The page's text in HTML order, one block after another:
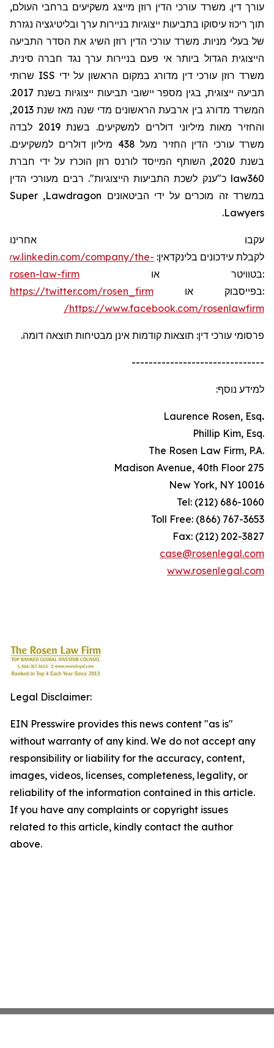
עורך דין. משרד עורכי הדין רוזן מייצג משקיעים ברחבי העולם,
תוך ריכוז עיסוקו בתביעות ייצוגיות בניירות ערך ובליטיגציה נגזרת
של בעלי מניות. משרד עורכי הדין רוזן השיג את הסדר התביעה
הייצוגית הגדול ביותר אי פעם בניירות ערך נגד חברה סינית.
משרד רוזן עורכי דין מדורג במקום הראשון על ידי ISS שרותי
תביעה ייצוגית, בגין מספר יישובי תביעות ייצוגיות בשנת 2017.
המשרד מדורג בין ארבעת הראשונים מדי שנה מאז שנת 2013,
והחזיר מאות מיליוני דולרים למשקיעים. בשנת 2019 לבדה
משרד עורכי הדין החזיר מעל 438 מיליון דולרים למשקיעים.
בשנת 2020, השותף המייסד לורנס רוזן הוכרז על ידי חברת
law360 כ"ענק לשכת התביעות הייצוגיות". רבים מעורכי הדין
במשרד זה מוכרים על ידי הביטאונים Lawdragon
,
Super
Lawyers
.
עקבו אחרינו
לקבלת עידכונים בלינקדאין:
company/the-
rosen-law-firm או בטוויטר:
https://twitter.com/rosen_firm או בפייסבוק:
https://www.facebook.com/rosenlawfirm/
פרסומי עורכי דין: תוצאות קודמות אינן מבטיחות תוצאה דומה.
-------------------------------
למידע נוסף:
.
Laurence Rosen, Esq
.Phillip Kim, Esq
.The Rosen Law Firm, P.A
275 Madison Avenue, 40th Floor
New York, NY 10016
Tel: (212) 686-1060
Toll Free: (866) 767-3653
Fax: (212) 202-3827
case@rosenlegal.com
www.rosenlegal.com
Legal Disclaimer:
EIN Presswire provides this news content "as is"
without warranty of any kind. We do not accept any
responsibility or liability for the accuracy, content,
images, videos, licenses, completeness, legality, or
reliability of the information contained in this article.
If you have any complaints or copyright issues
related to this article, kindly contact the author
above.